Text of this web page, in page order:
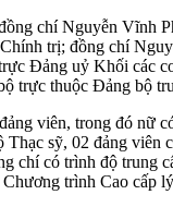
chí Nguyễn Vĩnh
trị; đồng chí
Đảng uỷ Khối các
trực thuộc Đảng bộ
viên, trong đó nữ
Thạc sỹ, 02 đảng viên
chí có trình độ trung
trình Cao cấp